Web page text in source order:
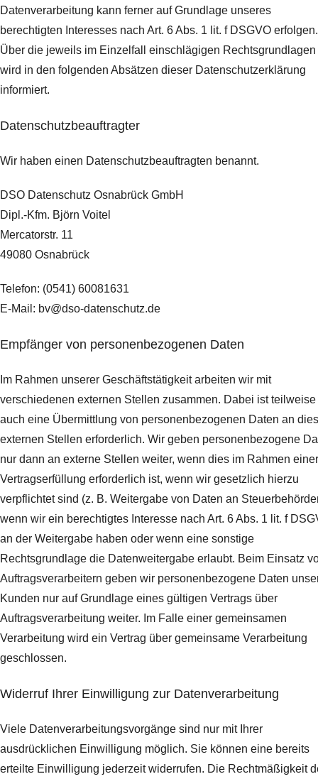
Datenverarbeitung kann ferner auf Grundlage unseres
berechtigten Interesses nach Art. 6 Abs. 1 lit. f DSGVO erfolgen.
Über die jeweils im Einzelfall einschlägigen Rechtsgrundlagen
wird in den folgenden Absätzen dieser Datenschutzerklärung
informiert.
Datenschutz­beauftragter
Wir haben einen Datenschutzbeauftragten benannt.
DSO Datenschutz Osnabrück GmbH
Dipl.-Kfm. Björn Voitel
Mercatorstr. 11
49080 Osnabrück
Telefon: (0541) 60081631
E-Mail: bv@dso-datenschutz.de
Empfänger von personenbezogenen Daten
Im Rahmen unserer Geschäftstätigkeit arbeiten wir mit
verschiedenen externen Stellen zusammen. Dabei ist teilweise
auch eine Übermittlung von personenbezogenen Daten an
externen Stellen erforderlich. Wir geben personenbezogene
nur dann an externe Stellen weiter, wenn dies im Rahmen einer
Vertragserfüllung erforderlich ist, wenn wir gesetzlich hierzu
verpflichtet sind (z. B. Weitergabe von Daten an
wenn wir ein berechtigtes Interesse nach Art. 6 Abs. 1 lit. f
an der Weitergabe haben oder wenn eine sonstige
Rechtsgrundlage die Datenweitergabe erlaubt. Beim Einsatz
Auftragsverarbeitern geben wir personenbezogene Daten
Kunden nur auf Grundlage eines gültigen Vertrags über
Auftragsverarbeitung weiter. Im Falle einer gemeinsamen
Verarbeitung wird ein Vertrag über gemeinsame Verarbeitung
geschlossen.
Widerruf Ihrer Einwilligung zur Datenverarbeitung
Viele Datenverarbeitungsvorgänge sind nur mit Ihrer
ausdrücklichen Einwilligung möglich. Sie können eine bereits
erteilte Einwilligung jederzeit widerrufen. Die Rechtmäßigkeit